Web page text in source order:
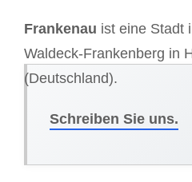
Frankenau ist eine Stadt
Waldeck-Frankenberg in
(Deutschland).
Schreiben Sie uns.